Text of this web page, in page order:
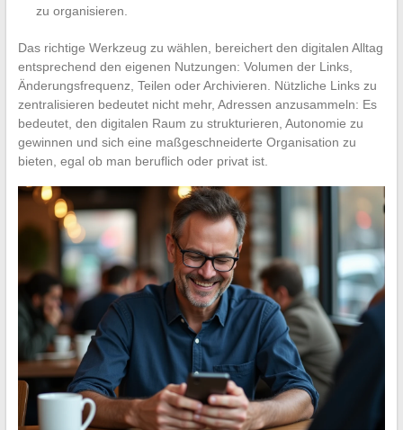
zu organisieren.
Das richtige Werkzeug zu wählen, bereichert den digitalen Alltag
entsprechend den eigenen Nutzungen: Volumen der Links,
Änderungsfrequenz, Teilen oder Archivieren. Nützliche Links zu
zentralisieren bedeutet nicht mehr, Adressen anzusammeln: Es
bedeutet, den digitalen Raum zu strukturieren, Autonomie zu
gewinnen und sich eine maßgeschneiderte Organisation zu
bieten, egal ob man beruflich oder privat ist.